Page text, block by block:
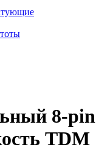
8-pin
TDM